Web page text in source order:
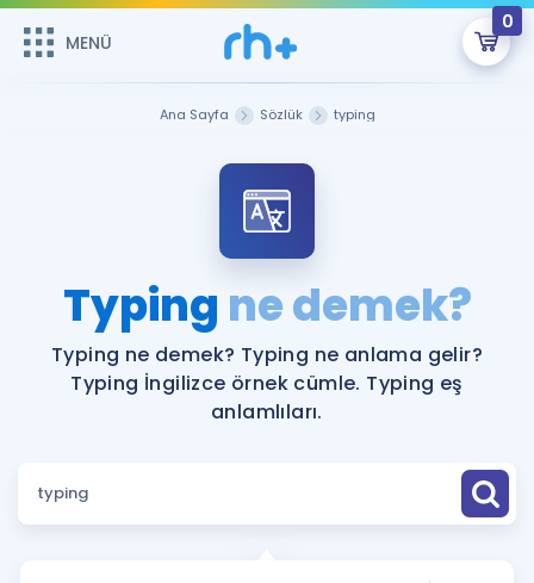
MENÜ
0
Şifremi Hatırlamıyorum
ÜYE DEĞİLİM
Sepetin Şu An Boş.
Remzi Hoca ile seni sınava hazırlayacak onlarca eğitim seni
bekliyor!
MENÜ
Katılımcı Görüşleri
Faydalı Araçlar
Sözlük
Hakkımızda
Ana Sayfa Sözlük typing
Typing ne demek?
Typing ne demek? Typing ne anlama gelir?
Typing İngilizce örnek cümle. Typing eş
anlamlıları.